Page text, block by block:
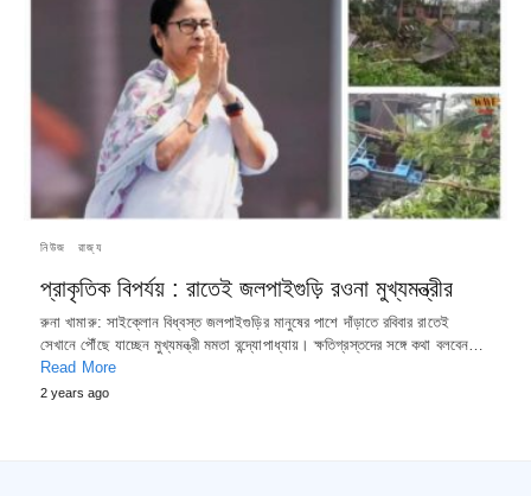
নিউজ রাজ্য
প্রাকৃতিক বিপর্যয় : রাতেই জলপাইগুড়ি রওনা মুখ্যমন্ত্রীর
রুনা খামারু: সাইক্লোন বিধ্বস্ত জলপাইগুড়ির মানুষের পাশে দাঁড়াতে রবিবার রাতেই
সেখানে পৌঁছে যাচ্ছেন মুখ্যমন্ত্রী মমতা বন্দ্যোপাধ্যায়। ক্ষতিগ্রস্তদের সঙ্গে কথা বলবেন…
Read More
2 years ago